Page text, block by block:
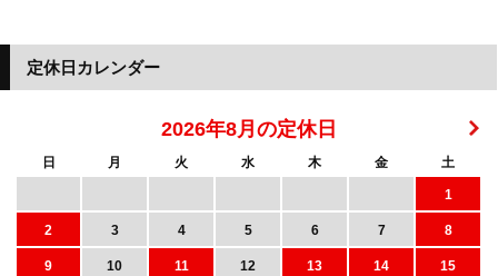
定休日カレンダー
2026年8月の定休日
日 月 火 水 木 金
土
1
2
3 4 5 6 7
8
9
10 11 12 13 14
15